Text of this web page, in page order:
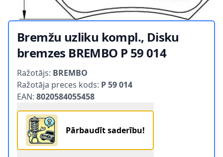
Bremžu uzliku kompl., Disku
bremzes BREMBO P 59 014
Ražotājs: BREMBO
Ražotāja preces kods: P 59 014
EAN: 8020584055458
Pārbaudīt saderību!